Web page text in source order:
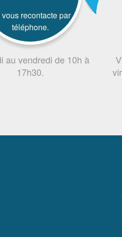
vous recontacte par
téléphone.
au vendredi de 10h à
17h30.